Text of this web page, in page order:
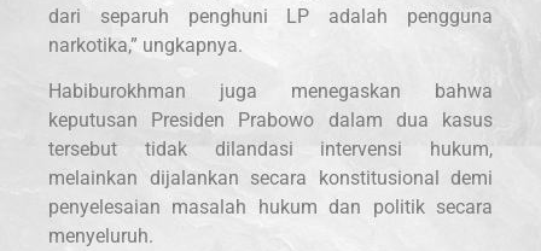
dari separuh penghuni LP adalah pengguna
narkotika,” ungkapnya.
Habiburokhman juga menegaskan bahwa
keputusan Presiden Prabowo dalam dua kasus
tersebut tidak dilandasi intervensi hukum,
melainkan dijalankan secara konstitusional demi
penyelesaian masalah hukum dan politik secara
menyeluruh.